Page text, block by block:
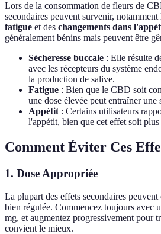
Lors de la consommation de fleurs de
secondaires peuvent survenir, notamment
fatigue et des changements dans
généralement bénins mais peuvent être
Sécheresse buccale : Elle résulte
avec les récepteurs du système
la production de salive.
Fatigue : Bien que le CBD soit
une dose élevée peut entraîner une
Appétit: Certains utilisateurs
l'appétit, bien que cet effet soit
Comment Éviter Ces
1. Dose Appropriée
La plupart des effets secondaires peuvent
bien régulée. Commencez toujours avec
mg, et augmentez progressivement pour
convient le mieux.